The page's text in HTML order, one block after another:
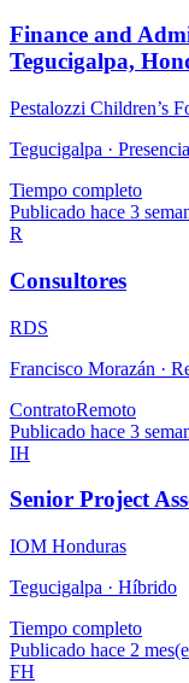
Finance and
Tegucigalpa,
Pestalozzi Children’s
Tegucigalpa ·
Tiempo completo
Publicado hace 3
R
Consultores
RDS
Francisco Morazán ·
ContratoRemoto
Publicado hace 3
IH
Senior Project
IOM Honduras
Tegucigalpa · Híbrido
Tiempo completo
Publicado hace 2
FH